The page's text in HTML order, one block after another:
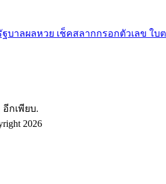
าลผลหวย เช็คสลากกรอกตัวเลข ใ
กเพียบ.
2026